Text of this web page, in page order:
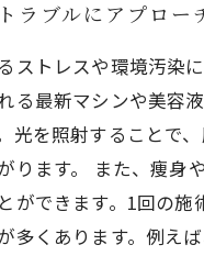
ラブルにアプロー
ストレスや環境汚染
る最新マシンや美容
光を照射することで
ります。 また、痩身
ができます。1回の
多くあります。例え